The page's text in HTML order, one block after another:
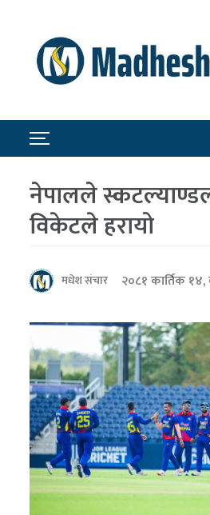
नेपालले
विकेटले हरायो
मधेश संचार २०८१ कार्तिक १४,